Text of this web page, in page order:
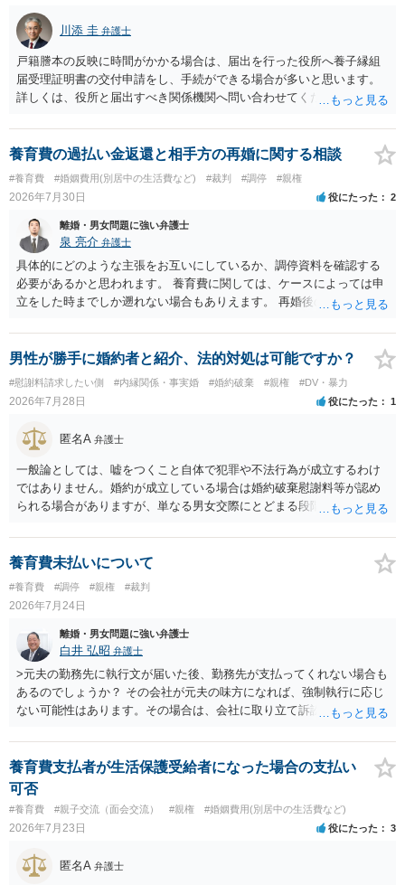
川添 圭 弁護士
戸籍謄本の反映に時間がかかる場合は、届出を行った役所へ養子縁組
届受理証明書の交付申請をし、手続ができる場合が多いと思います。
詳しくは、役所と届出すべき関係機関へ問い合わせてください。
養育費の過払い金返還と相手方の再婚に関する相談
#養育費 #婚姻費用(別居中の生活費など) #裁判 #調停 #親権
2026年7月30日 役にたった 2
離婚・男女問題に強い弁護士
泉 亮介 弁護士
具体的にどのような主張をお互いにしているか、調停資料を確認する
必要があるかと思われます。 養育費に関しては、ケースによっては申
立をした時までしか遡れない場合もありえます。 再婚後の相手方の行
養育費に関するやりとり等があればそちらについても確認する必要が
あるでしょう。 公開相談の場での回答よりも個別に弁護士にご相談さ
男性が勝手に婚約者と紹介、法的対処は可能ですか？
#慰謝料請求したい側 #内縁関係・事実婚 #婚約破棄 #親権 #DV・暴力
2026年7月28日 役にたった 1
匿名A 弁護士
一般論としては、嘘をつくこと自体で犯罪や不法行為が成立するわけ
ではありません。婚約が成立している場合は婚約破棄慰謝料等が認め
られる場合がありますが、単なる男女交際にとどまる段階の場合、独
慰謝料は生じないことが多いと思われます。 お怒りはごもっともです
が、仮に交際を進めたとしても後に相手を信頼できなくなる可能性が
高かったということですので、むしろ結婚しなくてよかったと割り切
って、交際を終わらせるのがよいと思います。
養育費未払いについて
#養育費 #調停 #親権 #裁判
2026年7月24日
離婚・男女問題に強い弁護士
白井 弘昭 弁護士
>元夫の勤務先に執行文が届いた後、勤務先が支払ってくれない場合も
あるのでしょうか？ その会社が元夫の味方になれば、強制執行に応じ
ない可能性はあります。その場合は、会社に取り立て訴訟を行うこと
押さえ、元夫名義の車の差し押さえ競売などを検討します。 ＞何もで
きなかった場合は、公正証書の原本は戻ってくるのでしょうか？ 取れ
ても取れなくても、執行裁判所に原本の還付請求を行えば還付されま
す。 ＞他の弁護士さんに再度依頼できるのでしょうか？ できます。た
だ、取れなかった場合に取り立て訴訟等を起こしてもらえば、他の弁
護士に頼む必要は無いでしょう。 以上、ご参考まで。
養育費支払者が生活保護受給者になった場合の支払い
可否
#養育費 #親子交流（面会交流） #親権 #婚姻費用(別居中の生活費など)
2026年7月23日 役にたった 3
匿名A 弁護士